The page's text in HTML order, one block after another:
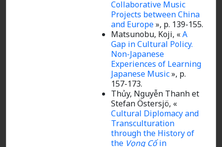
Collaborative Music
Projects between China
and Europe», p. 139-155.
Matsunobu, Koji, «A
Gap in Cultural Policy.
Non-Japanese
Experiences of Learning
Japanese Music», p.
157-173.
Thủy, Nguyễn Thanh et
Stefan Östersjö, «
Cultural Diplomacy and
Transculturation
through the History of
the Vọng Cổin